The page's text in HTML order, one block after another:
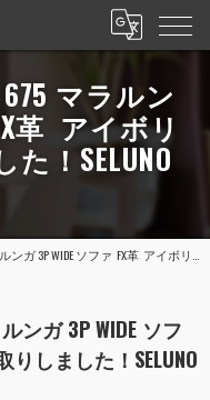
マラルン
革 アイボリ
！SELUNO
ァ FX革 アイボリー 高価買取りしました！SELUNO セルノ
ンガ 3P WIDE ソフ
しました！SELUNO